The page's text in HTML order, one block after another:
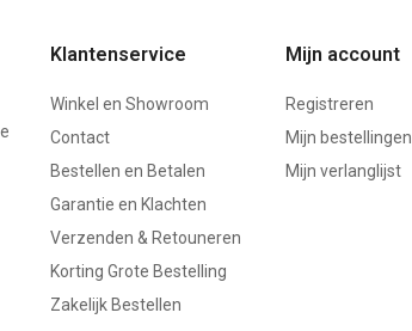
Klantenservice
Winkel en Showroom
Contact
Bestellen en Betalen
Garantie en Klachten
Verzenden & Retouneren
Korting Grote Bestelling
Zakelijk Bestellen
Mijn account
Registreren
Mijn bestellingen
Mijn verlanglijst